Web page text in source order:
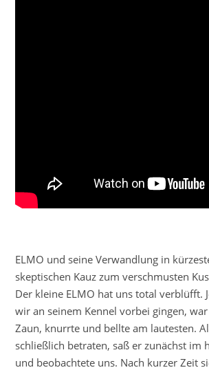
ELMO und seine Verwandlung in
skeptischen Kauz zum verschmusten
Der kleine ELMO hat uns total verblüfft.
wir an seinem Kennel vorbei gingen,
Zaun, knurrte und bellte am lautesten.
schließlich betraten, saß er zunächst im
und beobachtete uns. Nach kurzer Zeit